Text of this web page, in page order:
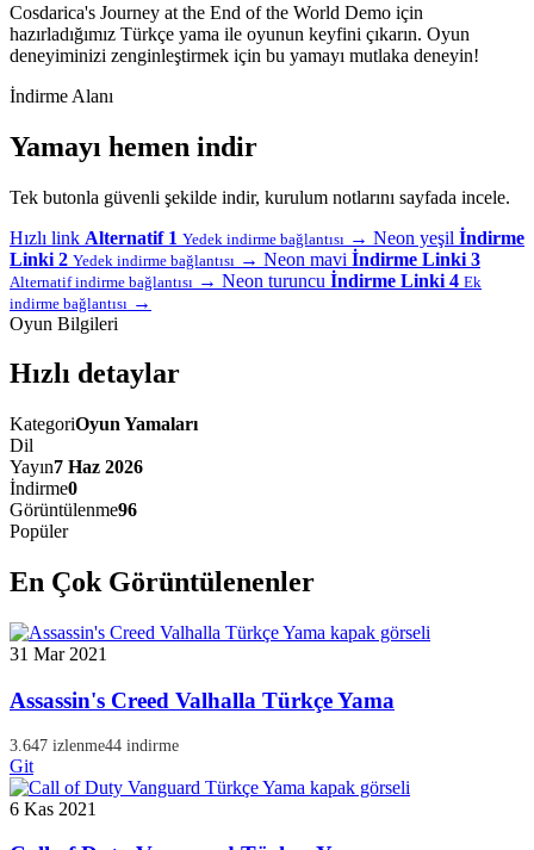
Cosdarica's Journey at the End of the World Demo için
hazırladığımız Türkçe yama ile oyunun keyfini çıkarın. Oyun
deneyiminizi zenginleştirmek için bu yamayı mutlaka deneyin!
İndirme Alanı
Yamayı hemen indir
Tek butonla güvenli şekilde indir, kurulum notlarını sayfada incele.
Hızlı link Alternatif 1 Yedek indirme bağlantısı → Neon yeşil İndirme
Linki 2 Yedek indirme bağlantısı → Neon mavi İndirme Linki 3
Alternatif indirme bağlantısı → Neon turuncu İndirme Linki 4 Ek
indirme bağlantısı →
Oyun Bilgileri
Hızlı detaylar
KategoriOyun Yamaları
Dil
Yayın7 Haz 2026
İndirme0
Görüntülenme96
Popüler
En Çok Görüntülenenler
31 Mar 2021
Assassin's Creed Valhalla Türkçe Yama
3.647 izlenme44 indirme
Git
6 Kas 2021